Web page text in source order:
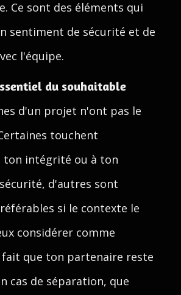
Ce sont des éléments qui
sentiment de sécurité et de
l'équipe.
du souhaitable
d'un projet n'ont pas le
touchent
ton intégrité ou à ton
d'autres sont
si le contexte le
considérer comme
que ton partenaire reste
cas de séparation, que